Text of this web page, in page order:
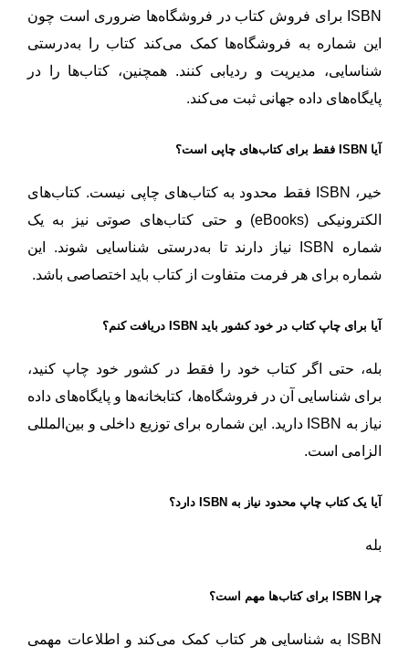
ISBN برای فروش کتاب در فروشگاه‌ها ضروری است چون
این شماره به فروشگاه‌ها کمک می‌کند کتاب را به‌درستی
شناسایی، مدیریت و ردیابی کنند. همچنین، کتاب‌ها را در
پایگاه‌های داده جهانی ثبت می‌کند.
آیا ISBN فقط برای کتاب‌های چاپی است؟
خیر، ISBN فقط محدود به کتاب‌های چاپی نیست. کتاب‌های
الکترونیکی (eBooks) و حتی کتاب‌های صوتی نیز به یک
شماره ISBN نیاز دارند تا به‌درستی شناسایی شوند. این
شماره برای هر فرمت متفاوت از کتاب باید اختصاصی باشد.
آیا برای چاپ کتاب در خود کشور باید ISBN دریافت کنم؟
بله، حتی اگر کتاب خود را فقط در کشور خود چاپ کنید،
برای شناسایی آن در فروشگاه‌ها، کتابخانه‌ها و پایگاه‌های داده
نیاز به ISBN دارید. این شماره برای توزیع داخلی و بین‌المللی
الزامی است.
آیا یک کتاب چاپ محدود نیاز به ISBN دارد؟
بله
چرا ISBN برای کتاب‌ها مهم است؟
ISBN به شناسایی هر کتاب کمک می‌کند و اطلاعات مهمی